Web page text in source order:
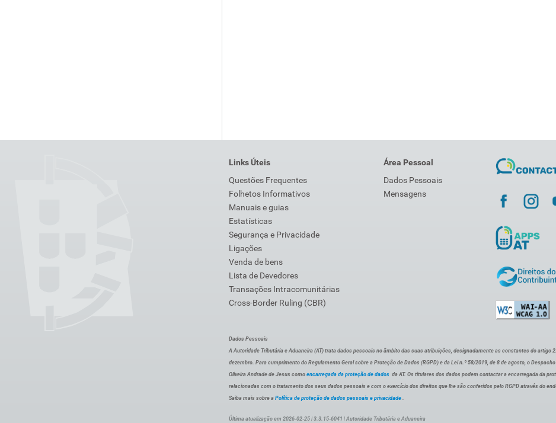
Links Úteis
Questões Frequentes
Folhetos Informativos
Manuais e guias
Estatísticas
Segurança e Privacidade
Ligações
Venda de bens
Lista de Devedores
Transações Intracomunitárias
Cross-Border Ruling (CBR)
Área Pessoal
Dados Pessoais
Mensagens
Dados Pessoais
A Autoridade Tributária e Aduaneira (AT) trata dados pessoais no âmbito das suas atribuições, designadamente as constantes do artigo
dezembro. Para cumprimento do Regulamento Geral sobre a Proteção de Dados (RGPD) e da Lei n.º 58/2019, de 8 de agosto, o
Oliveira Andrade de Jesus como encarregada da proteção de dados da AT. Os titulares dos dados podem contactar a encarregada da
relacionadas com o tratamento dos seus dados pessoais e com o exercício dos direitos que lhe são conferidos pelo RGPD através do
Saiba mais sobre a Política de proteção de dados pessoais e privacidade .
Última atualização em 2026-02-25 | 3.3.15-6041 | Autoridade Tributária e Aduaneira